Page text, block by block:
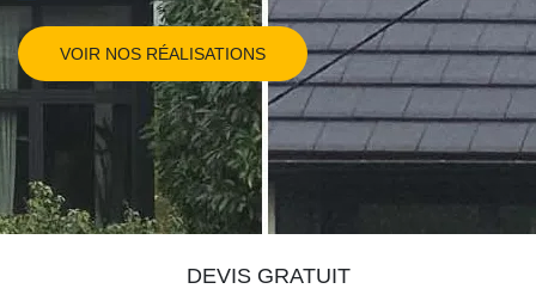
VOIR NOS RÉALISATIONS
DEVIS GRATUIT